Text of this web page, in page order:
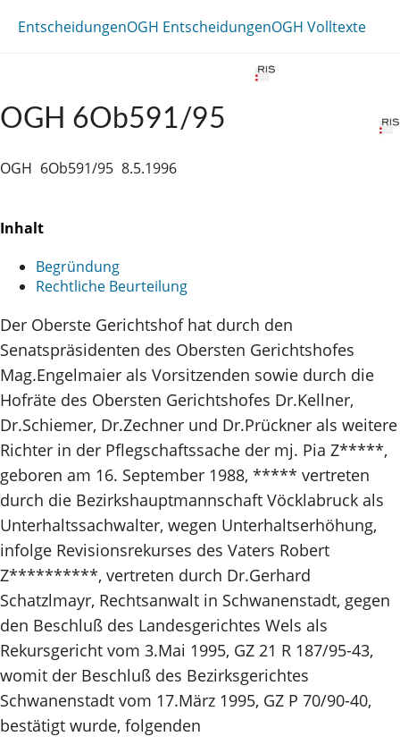
EntscheidungenOGH EntscheidungenOGH Volltexte
OGH 6Ob591/95
OGH 6Ob591/95 8.5.1996
Inhalt
Begründung
Rechtliche Beurteilung
Der Oberste Gerichtshof hat durch den
Senatspräsidenten des Obersten Gerichtshofes
Mag.Engelmaier als Vorsitzenden sowie durch die
Hofräte des Obersten Gerichtshofes Dr.Kellner,
Dr.Schiemer, Dr.Zechner und Dr.Prückner als weitere
Richter in der Pflegschaftssache der mj. Pia Z*****,
geboren am 16. September 1988, ***** vertreten
durch die Bezirkshauptmannschaft Vöcklabruck als
Unterhaltssachwalter, wegen Unterhaltserhöhung,
infolge Revisionsrekurses des Vaters Robert
Z**********, vertreten durch Dr.Gerhard
Schatzlmayr, Rechtsanwalt in Schwanenstadt, gegen
den Beschluß des Landesgerichtes Wels als
Rekursgericht vom 3.Mai 1995, GZ 21 R 187/95-43,
womit der Beschluß des Bezirksgerichtes
Schwanenstadt vom 17.März 1995, GZ P 70/90-40,
bestätigt wurde, folgenden